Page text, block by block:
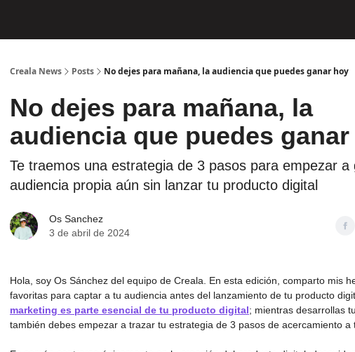
Creala News Posts No dejes para mañana, la audiencia que puedes ganar hoy
No dejes para mañana, la
audiencia que puedes
Te traemos una estrategia de 3 pasos para empezar a
audiencia propia aún sin lanzar tu producto digital
Os Sanchez
3 de abril de 2024
Hola, soy Os Sánchez del equipo de Creala. En esta edición, comparto mis
favoritas para captar a tu audiencia antes del lanzamiento de tu producto
marketing es parte esencial de tu producto digital; mientras desarrollas
también debes empezar a trazar tu estrategia de 3 pasos de acercamiento a